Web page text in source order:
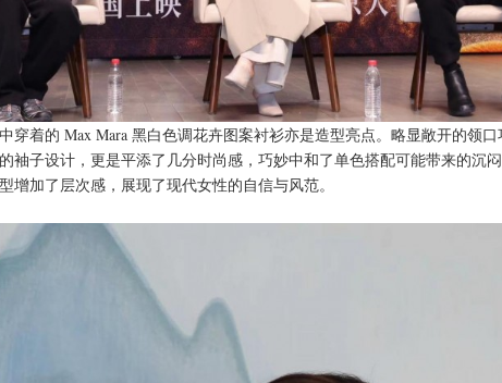
穿着的 Max Mara 黑白色调花卉图案衬衫亦是造型亮点。略显敞开的领
袖子设计，更是平添了几分时尚感，巧妙中和了单色搭配可能带来的沉
增加了层次感，展现了现代女性的自信与风范。